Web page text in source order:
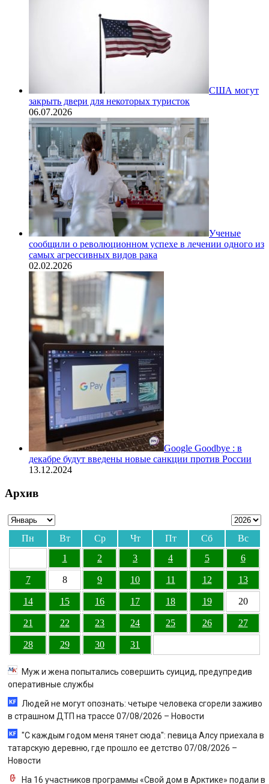
США могут
закрыть двери для некоторых туристок
06.07.2026
Ученые
сообщили о революционном успехе в лечении одного из
самых агрессивных видов рака
02.02.2026
Google Goodbye : в
декабре будут введены новые санкции против России
13.12.2024
Архив
Пн Вт Ср Чт Пт Сб
Вс
1
2 3 4 5 6
7 8 9 10 11 12 13
14 15 16 17 18 19 20
21 22 23 24 25 26 27
28 29 30 31
Муж и жена попытались совершить суицид, предупредив
оперативные службы
Людей не могут опознать: четыре человека сгорели заживо
в страшном ДТП на трассе 07/08/2026 – Новости
"С каждым годом меня тянет сюда": певица Алсу приехала в
татарскую деревню, где прошло ее детство 07/08/2026 –
Новости
На 16 участников программы «Свой дом в Арктике» подали в